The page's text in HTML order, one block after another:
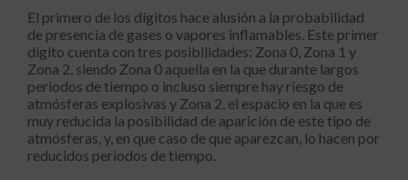
El primero de los dígitos hace alusión a la probabilidad
de presencia de gases o vapores inflamables. Este primer
dígito cuenta con tres posibilidades: Zona 0, Zona 1 y
Zona 2, siendo Zona 0 aquella en la que durante largos
periodos de tiempo o incluso siempre hay riesgo de
atmósferas explosivas y Zona 2, el espacio en la que es
muy reducida la posibilidad de aparición de este tipo de
atmósferas, y, en que caso de que aparezcan, lo hacen por
reducidos periodos de tiempo.